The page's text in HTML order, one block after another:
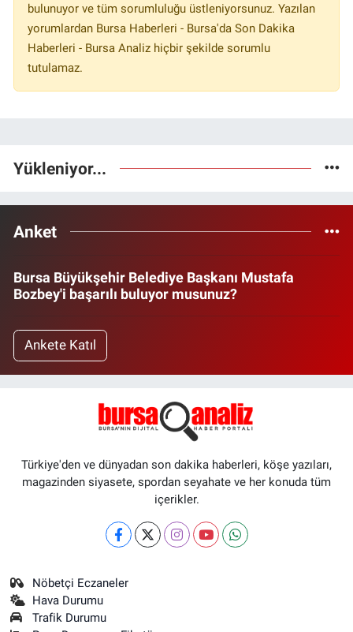
bulunuyor ve tüm sorumluluğu üstleniyorsunuz. Yazılan
yorumlardan Bursa Haberleri - Bursa'da Son Dakika
Haberleri - Bursa Analiz hiçbir şekilde sorumlu
tutulamaz.
Yükleniyor...
Anket
Bursa Büyükşehir Belediye Başkanı Mustafa
Bozbey'i başarılı buluyor musunuz?
Ankete Katıl
Türkiye'den ve dünyadan son dakika haberleri, köşe yazıları,
magazinden siyasete, spordan seyahate ve her konuda tüm
içerikler.
Nöbetçi Eczaneler
Hava Durumu
Trafik Durumu